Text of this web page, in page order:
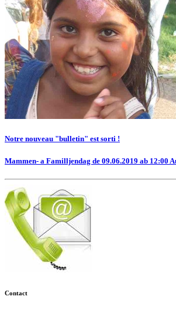
Notre nouveau "bulletin" est sorti !
Mammen- a Familljendag de 09.06.2019 ab 12:00
Contact